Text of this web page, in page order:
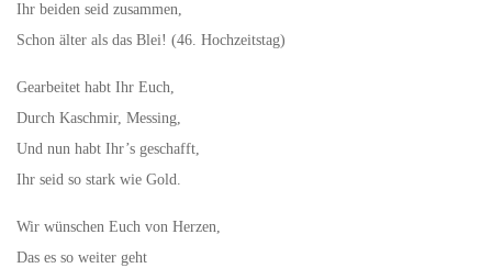
Ihr beiden seid zusammen,
Schon älter als das Blei! (46. Hochzeitstag)
Gearbeitet habt Ihr Euch,
Durch Kaschmir, Messing,
Und nun habt Ihr’s geschafft,
Ihr seid so stark wie Gold.
Wir wünschen Euch von Herzen,
Das es so weiter geht